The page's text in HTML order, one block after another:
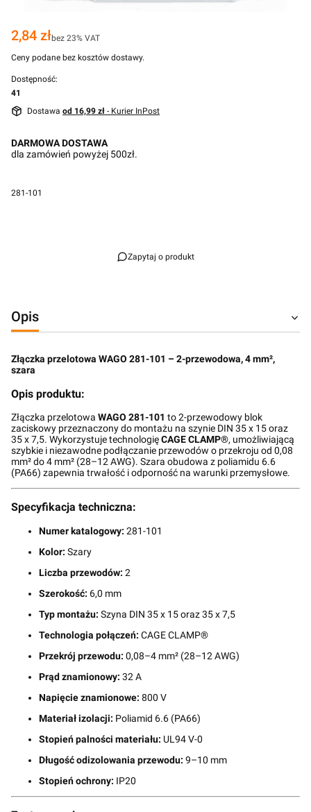
Cena
2,84 złbez 23% VAT
Ceny podane bez kosztów dostawy.
Dostępność:
41
Dostawa od 16,99 zł - Kurier InPost
DARMOWA DOSTAWA
dla zamówień powyżej 500zł.
281-101
Zapytaj o produkt
Opis
Złączka przelotowa WAGO 281-101 – 2-przewodowa, 4 mm²,
szara
Opis produktu:
Złączka przelotowa WAGO 281-101 to 2-przewodowy blok
zaciskowy przeznaczony do montażu na szynie DIN 35 x 15 oraz
35 x 7,5. Wykorzystuje technologięCAGE CLAMP®, umożliwiającą
szybkie i niezawodne podłączanie przewodów o przekroju od 0,08
mm² do 4 mm² (28–12 AWG). Szara obudowa z poliamidu 6.6
(PA66) zapewnia trwałość i odporność na warunki przemysłowe.
Specyfikacja techniczna:
Numer katalogowy: 281-101
Kolor: Szary
Liczba przewodów: 2
Szerokość: 6,0 mm
Typ montażu: Szyna DIN 35 x 15 oraz 35 x 7,5
Technologia połączeń: CAGE CLAMP®
Przekrój przewodu: 0,08–4 mm² (28–12 AWG)
Prąd znamionowy: 32 A
Napięcie znamionowe: 800 V
Materiał izolacji: Poliamid 6.6 (PA66)
Stopień palności materiału: UL94 V-0
Długość odizolowania przewodu: 9–10 mm
Stopień ochrony: IP20